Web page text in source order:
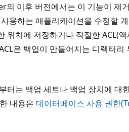
의 이후 버전에서는 이 기능이 제
용하는 애플리케이션을 수정할
위치에 저장하거나 적절한 ACL(
은 백업이 만들어지는 디렉터리
터는 백업 세트나 백업 장치에 대
내용은 데이터베이스 사용 권한